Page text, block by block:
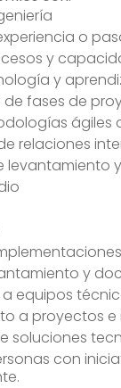
o
y
y
fases de
ágiles
relaciones
levantamiento
y
a equipos
a proyectos
soluciones
con